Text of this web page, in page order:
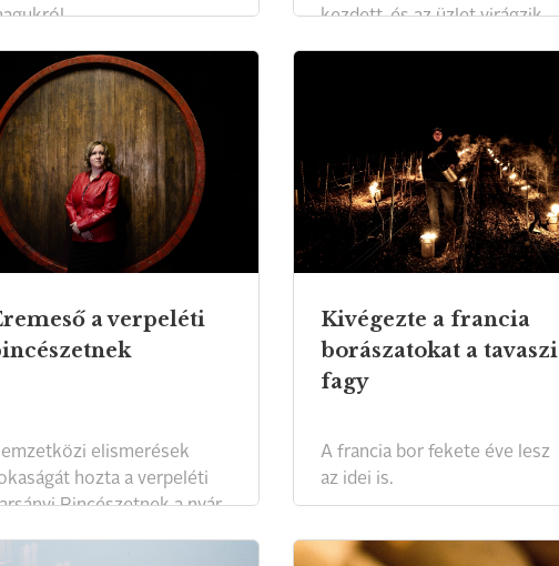
kezdett, és az üzlet virágzik.
a verpeléti
elismerések
hozta a verpeléti
Pincészetnek a nyár.
Kivégezte a francia
borászatokat a tavaszi
fagy
A francia bor fekete éve lesz
az idei is.